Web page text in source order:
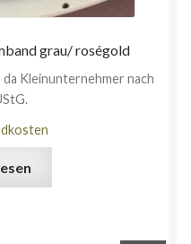
grau/ roségold
Kleinunternehmer nach